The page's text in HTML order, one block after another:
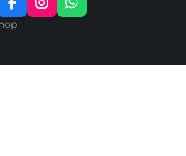
F
A
B
I
N
A
W
H
S